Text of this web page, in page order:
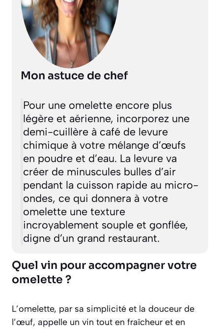
Mon astuce de chef
Pour une omelette encore plus
légère et aérienne, incorporez une
demi-cuillère à café de levure
chimique à votre mélange d’œufs
en poudre et d’eau. La levure va
créer de minuscules bulles d’air
pendant la cuisson rapide au micro-
ondes, ce qui donnera à votre
omelette une texture
incroyablement souple et gonflée,
digne d’un grand restaurant.
Quel vin pour accompagner votre
omelette ?
L’omelette, par sa simplicité et la douceur de
l’œuf, appelle un vin tout en fraîcheur et en